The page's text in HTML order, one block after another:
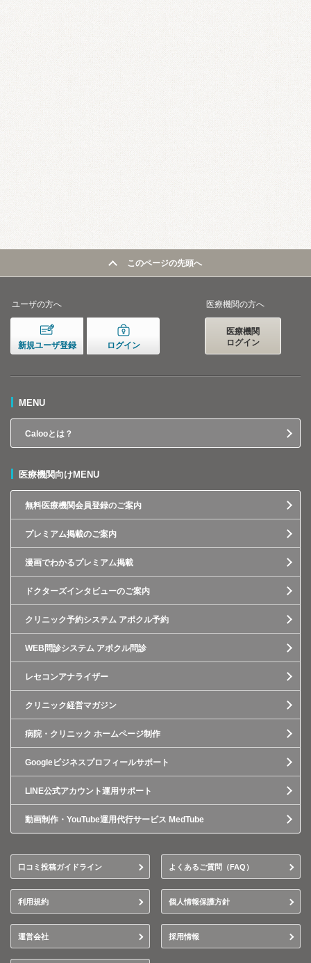
このページの先頭へ
ユーザの方へ
新規ユーザ登録 ログイン
医療機関の方へ
医療機関
ログイン
MENU
Calooとは？
医療機関向けMENU
無料医療機関会員登録のご案内
プレミアム掲載のご案内
漫画でわかるプレミアム掲載
ドクターズインタビューのご案内
クリニック予約システム アポクル予約
WEB問診システム アポクル問診
レセコンアナライザー
クリニック経営マガジン
病院・クリニック ホームページ制作
Googleビジネスプロフィールサポート
LINE公式アカウント運用サポート
動画制作・YouTube運用代行サービス MedTube
口コミ投稿ガイドライン よくあるご質問（FAQ）
利用規約 個人情報保護方針
運営会社 採用情報